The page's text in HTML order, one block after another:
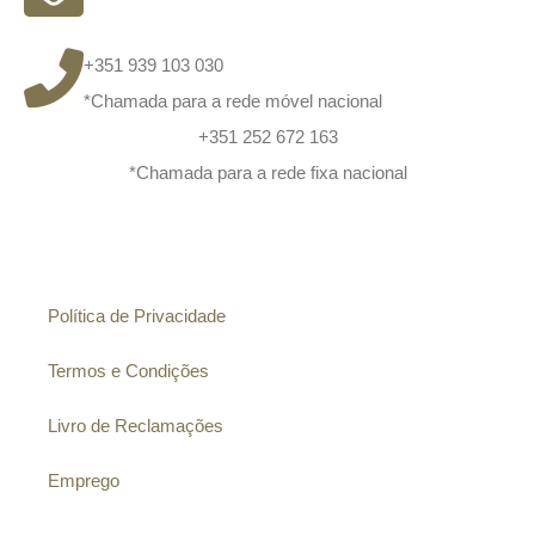
+351 939 103 030
*Chamada para a rede móvel nacional
+351 252 672 163
*Chamada para a rede fixa nacional
Política de Privacidade
Termos e Condições
Livro de Reclamações
Emprego